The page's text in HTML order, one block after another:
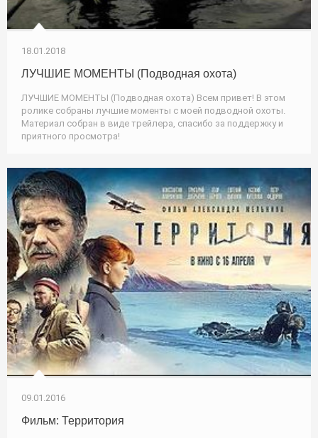
18.01.2018
ЛУЧШИЕ МОМЕНТЫ (Подводная охота)
ЛУЧШИЕ МОМЕНТЫ (Подводная охота) Всем привет! В этом
ролике собраны лучшие моменты с моей подводной охоты.
Материал собран в виде трейлера, спасибо за поддержку и
приятного просмотра!
09.01.2016
Фильм: Территория